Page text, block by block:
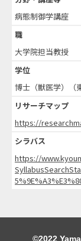
病態制御学講座
職
大学院担当教授
学位
博士（獣医学）（
リサーチマップ
https://
シラバス
https://
©2022